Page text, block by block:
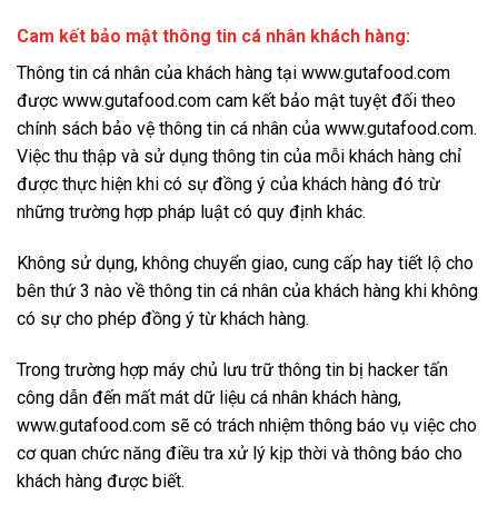
Cam kết bảo mật thông tin cá nhân khách hàng:
Thông tin cá nhân của khách hàng tại www.gutafood.com
được www.gutafood.com cam kết bảo mật tuyệt đối theo
chính sách bảo vệ thông tin cá nhân của www.gutafood.com.
Việc thu thập và sử dụng thông tin của mỗi khách hàng chỉ
được thực hiện khi có sự đồng ý của khách hàng đó trừ
những trường hợp pháp luật có quy định khác.
Không sử dụng, không chuyển giao, cung cấp hay tiết lộ cho
bên thứ 3 nào về thông tin cá nhân của khách hàng khi không
có sự cho phép đồng ý từ khách hàng.
Trong trường hợp máy chủ lưu trữ thông tin bị hacker tấn
công dẫn đến mất mát dữ liệu cá nhân khách hàng,
www.gutafood.com sẽ có trách nhiệm thông báo vụ việc cho
cơ quan chức năng điều tra xử lý kịp thời và thông báo cho
khách hàng được biết.